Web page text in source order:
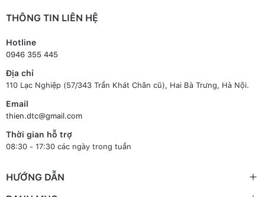
THÔNG TIN LIÊN HỆ
Hotline
0946 355 445
Địa chỉ
110 Lạc Nghiệp (57/343 Trần Khát Chân cũ), Hai Bà Trưng, Hà Nội.
Email
thien.dtc@gmail.com
Thời gian hỗ trợ
08:30 - 17:30 các ngày trong tuần
HƯỚNG DẪN